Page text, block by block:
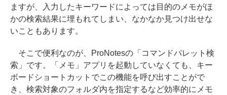
ますが、入力したキーワードによっては目的のメモがほ
かの検索結果に埋もれてしまい、なかなか見つけ出せな
いこともあります。
そこで便利なのが、ProNotesの「コマンドパレット検
索」です。「メモ」アプリを起動していなくても、キー
ボードショートカットでこの機能を呼び出すことがで
き、検索対象のフォルダ内を指定するなど効率的にメモ